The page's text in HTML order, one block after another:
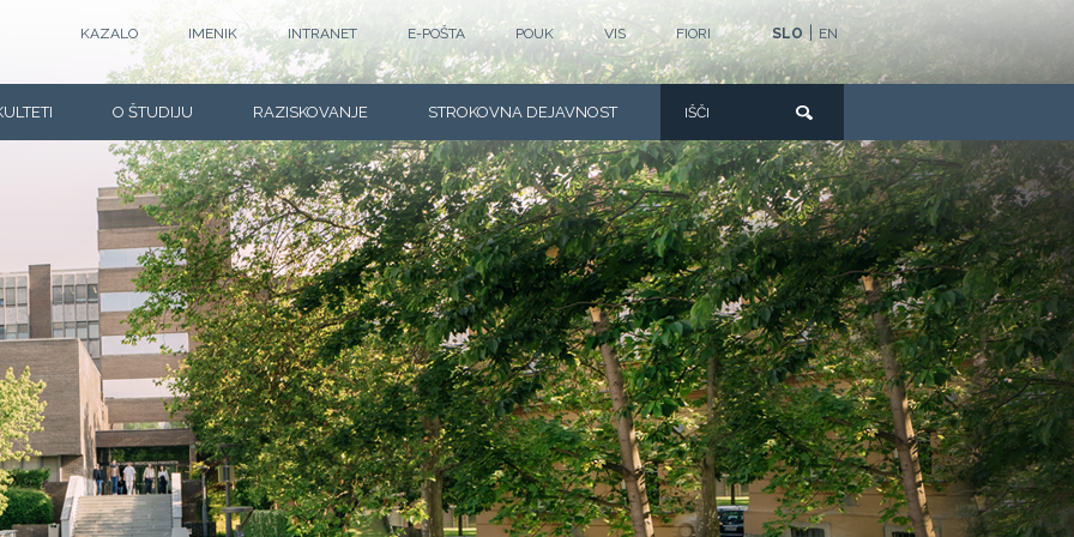
SLO EN
KAZALO IMENIK INTRANET E-POŠTA POUK VIS FIORI
O ŠTUDIJU RAZISKOVANJE STROKOVNA DEJAVNOST